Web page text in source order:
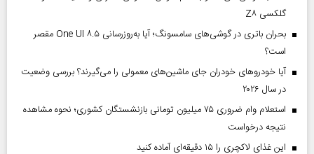
گلکسی Z۸
بحران باتری در گوشی‌های سامسونگ؛ آیا به‌روزرسانی One UI ۸.۵ مقصر
است؟
آیا خودروهای خودران جای ماشین‌های معمولی را می‌گیرند؟ بررسی وضعیت
در سال ۲۰۲۶
استعلام وام ضروری ۷۵ میلیون تومانی بازنشستگان کشوری؛ نحوه مشاهده
نتیجه درخواست
این غذای لاکچری را ۱۵ دقیقه‌ای آماده کنید